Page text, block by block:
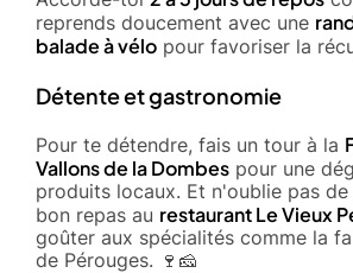
reprends doucement avec une
balade à vélo pour favoriser la
Détente et gastronomie
Pour te détendre, fais un tour à la
Vallons de la Dombes pour une
produits locaux. Et n'oublie pas
bon repas au restaurant Le Vieux
goûter aux spécialités comme la
de Pérouges. 🍷🧀